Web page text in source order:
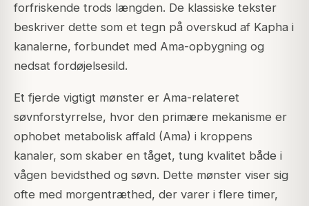
forfriskende trods længden. De klassiske tekster
beskriver dette som et tegn på overskud af Kapha i
kanalerne, forbundet med Ama-opbygning og
nedsat fordøjelsesild.
Et fjerde vigtigt mønster er Ama-relateret
søvnforstyrrelse, hvor den primære mekanisme er
ophobet metabolisk affald (Ama) i kroppens
kanaler, som skaber en tåget, tung kvalitet både i
vågen bevidsthed og søvn. Dette mønster viser sig
ofte med morgentræthed, der varer i flere timer,